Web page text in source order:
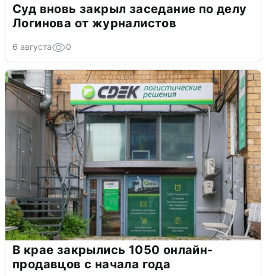
Суд вновь закрыл заседание по делу
Логинова от журналистов
6 августа 0
В крае закрылись 1050 онлайн-
продавцов с начала года